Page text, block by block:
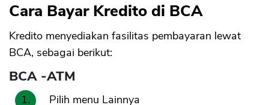
Cara Bayar Kredito di BCA
Kredito menyediakan fasilitas pembayaran lewat
BCA, sebagai berikut:
BCA -ATM
Pilih menu Lainnya